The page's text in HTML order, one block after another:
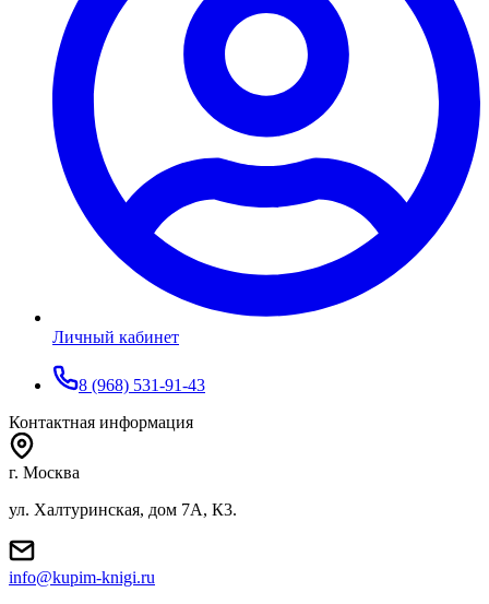
Личный кабинет
8 (968) 531-91-43
Контактная информация
г. Москва
ул. Халтуринская, дом 7А, К3.
info@kupim-knigi.ru